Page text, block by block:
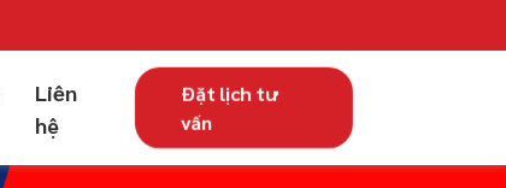
Liên
hệ
Đặt lịch tư
vấn